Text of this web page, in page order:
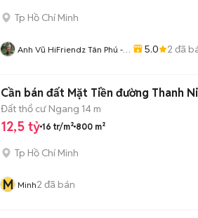
Tp Hồ Chí Minh
Anh Vũ HiFriendz Tân Phú -
5.0 2 đã
Cần bán đất Mặt Tiền đường Thanh
Đất thổ cư Ngang 14 m
12,5 tỷ 16 tr/m² 800 m²
Tp Hồ Chí Minh
M Minh2 đã bán